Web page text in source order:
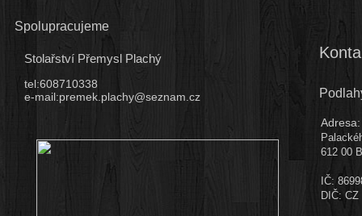
Spolupracujeme
Stolařství Přemysl Plachý
tel:608710338
e-mail:premek.plachy@seznam.cz
Adresa:
612 00
IČ:
DIČ: CZ